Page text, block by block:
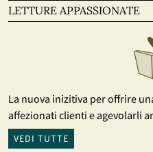
LETTURE APPASSIONATE
La nuova inizitiva per offrire
affezionati clienti e agevolarli
VEDI TUTTE